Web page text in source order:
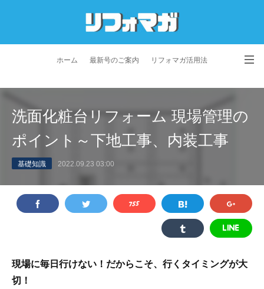
ホーム 最新号のご案内 リフォマガ活用法
プライバシーポリシー 利用規約 会社概要
洗面化粧台リフォーム 現場管理の
ポイント～下地工事、内装工事
基礎知識 2022.09.23 03:00
現場に毎日行けない！だからこそ、行くタイミングが大
切！